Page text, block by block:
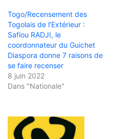
Togo/Recensement des
Togolais de l’Extérieur :
Safiou RADJI, le
coordonnateur du Guichet
Diaspora donne 7 raisons de
se faire recenser
8 juin 2022
Dans "Nationale"